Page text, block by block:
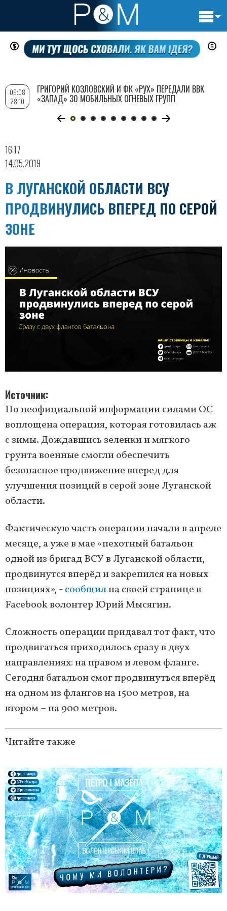
Перейти
содержанию
16:17
14.05.2019
В ЛУГАНСКОЙ ОБЛАСТИ ВСУ
ПРОДВИНУЛИСЬ ВПЕРЕД ПО СЕРОЙ
ЗОНЕ
Источник
По неофициальной информации силами ОС
воплощена операция, которая готовилась аж
с зимы. Дождавшись зеленки и мягкого
грунта военные смогли обеспечить
безопасное продвижение вперед для
улучшения позиций в серой зоне Луганской
области.
Фактическую часть операции начали в апреле
месяце, а уже в мае «пехотный батальон
одной из бригад ВСУ в Луганской области,
продвинутся вперёд и закрепился на новых
позициях», - сообщилна своей странице в
Facebook волонтер Юрий Мысягин.
Сложность операции придавал тот факт, что
продвигаться приходилось сразу в двух
направлениях: на правом и левом фланге.
Сегодня батальон смог продвинуться вперёд
на одном из флангов на 1500 метров, на
втором – на 900 метров.
Читайте также
09:08
28.10
ГРИГОРИЙ КОЗЛОВСКИЙ И ФК «РУХ» ПЕРЕДАЛИ ВВК
«ЗАПАД» 30 МОБИЛЬНЫХ ОГНЕВЫХ ГРУПП